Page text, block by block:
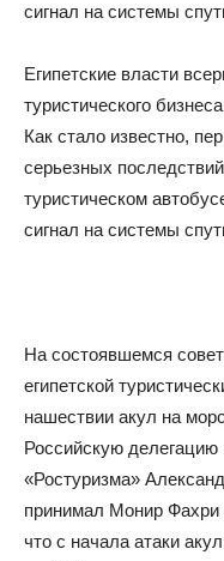
сигнал на системы
Египетские власти
туристического
Как стало известно,
серьезных
туристическом
сигнал на системы
На состоявшемся
египетской
нашествии акул на
Российскую делегацию
«Ростуризма»
принимал Монир
что с начала атаки